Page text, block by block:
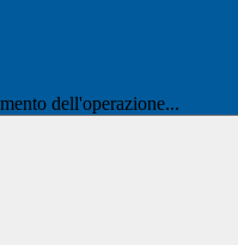
dell'operazione...